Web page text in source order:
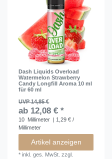
Dash Liquids Overload
Watermelon Strawberry
Candy Longfill Aroma 10 ml
für 60 ml
UVP 14,85 €
ab 12,08 € *
10 Millimeter | 1,29 € /
Millimeter
Artikel anzeigen
*inkl. ges. MwSt. zzgl.